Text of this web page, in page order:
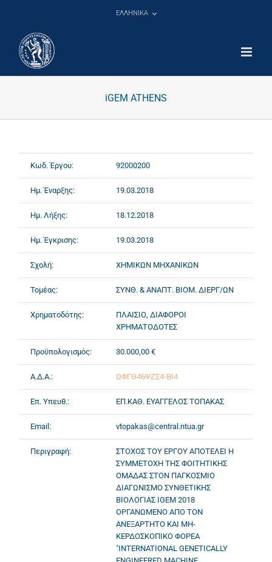
ΕΛΛΗΝΙΚΑ
iGEM ATHENS
Κωδ. Έργου: 92000200
Ημ. Έναρξης: 19.03.2018
Ημ. Λήξης: 18.12.2018
Ημ. Έγκρισης: 19.03.2018
Σχολή: ΧΗΜΙΚΩΝ ΜΗΧΑΝΙΚΩΝ
Τομέας: ΣΥΝΘ. & ΑΝΑΠΤ. ΒΙΟΜ. ΔΙΕΡΓ/ΩΝ
Χρηματοδότης:
ΠΛΑΙΣΙΟ, ΔΙΑΦΟΡΟΙ
ΧΡΗΜΑΤΟΔΟΤΕΣ
Προϋπολογισμός: 30.000,00 €
Α.Δ.Α.: ΩΦΓΘ46ΨΖΣ4-ΒΙ4
Επ. Υπευθ.: ΕΠ.ΚΑΘ. ΕΥΑΓΓΕΛΟΣ ΤΟΠΑΚΑΣ
Email: vtopakas@central.ntua.gr
Περιγραφή:
ΣΤΟΧΟΣ ΤΟΥ ΕΡΓΟΥ ΑΠΟΤΕΛΕΙ Η
ΣΥΜΜΕΤΟΧΗ ΤΗΣ ΦΟΙΤΗΤΙΚΗΣ
ΟΜΑΔΑΣ ΣΤΟΝ ΠΑΓΚΟΣΜΙΟ
ΔΙΑΓΩΝΙΣΜΟ ΣΥΝΘΕΤΙΚΗΣ
ΒΙΟΛΟΓΙΑΣ IGEM 2018
ΟΡΓΑΝΩΜΕΝΟ ΑΠΟ ΤΟΝ
ΑΝΕΞΑΡΤΗΤΟ ΚΑΙ ΜΗ-
ΚΕΡΔΟΣΚΟΠΙΚΟ ΦΟΡΕΑ
"INTERNATIONAL GENETICALLY